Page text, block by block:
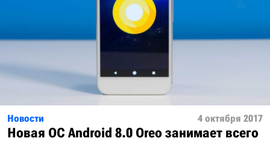
Новости 4 октября 2017
Новая ОС Android 8.0 Oreo занимает всего